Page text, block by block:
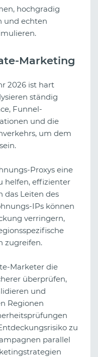
hochgradig
und echten
Marketing
2026 ist hart
ständig
Funnel-
und die
um dem
Proxys eine
helfen, effizienter
das Leiten des
IPs können
verringern,
zugreifen.
Marketer die
überprüfen,
und
Regionen
zu
parallel